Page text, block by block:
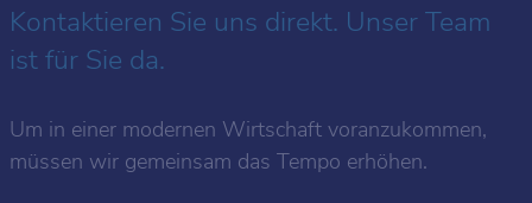
Kontaktieren Sie uns direkt. Unser Team
ist für Sie da.
Um in einer modernen Wirtschaft voranzukommen,
müssen wir gemeinsam das Tempo erhöhen.